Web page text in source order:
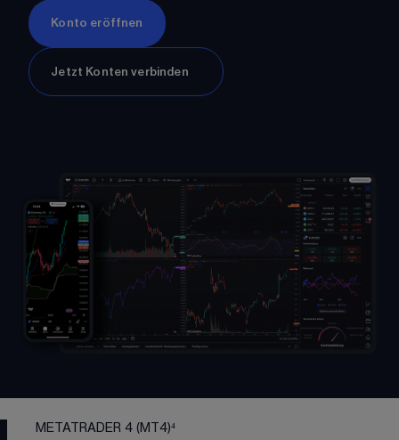
Konto eröffnen
Jetzt Konten verbinden
METATRADER 4 (MT4)⁴